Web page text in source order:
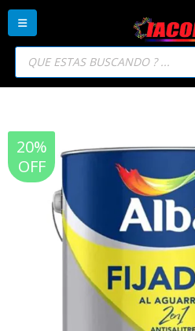
Búsqueda
productos
20%
OFF